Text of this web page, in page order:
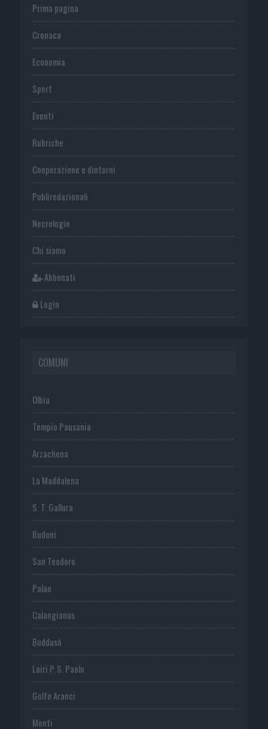
Prima pagina
Cronaca
Economia
Sport
Eventi
Rubriche
Cooperazione e dintorni
Publiredazionali
Necrologie
Chi siamo
Abbonati
Login
COMUNI
Olbia
Tempio Pausania
Arzachena
La Maddalena
S. T. Gallura
Budoni
San Teodoro
Palau
Calangianus
Buddusò
Loiri P. S. Paolo
Golfo Aranci
Monti